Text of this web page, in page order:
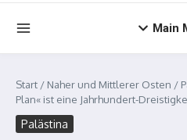
Main
Start / Naher und Mittlerer Osten /
Plan« ist eine Jahrhundert-
Palästina